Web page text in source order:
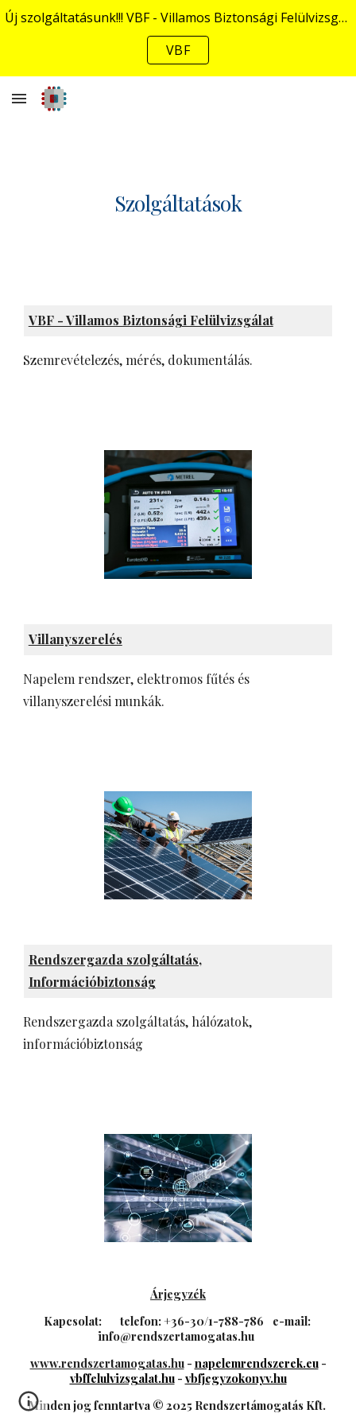
Skip to main content Skip to navigation
Új szolgáltatásunk!!! VBF - Villamos Biztonsági Felülvizsgálat
VBF
Szolgáltatások
VBF - Villamos Biztonsági Felülvizsgálat
Szemrevételezés, mérés, dokumentálás.
Villanyszerelés
Napelem rendszer, elektromos fűtés és
villanyszerelési munkák.
Rendszergazda szolgáltatás,
Információbiztonság
Rendszergazda szolgáltatás, hálózatok,
információbiztonság
Árjegyzék
Kapcsolat:
telefon: +36-30/1-788-786 e-mail:
info@rendszertamogatas.hu
www.rendszertamogatas.hu- napelemrendszerek.eu-
vbffelulvizsgalat.hu- vbfjegyzokonyv.hu
Minden jog fenntartva © 2025 Rendszertámogatás Kft.